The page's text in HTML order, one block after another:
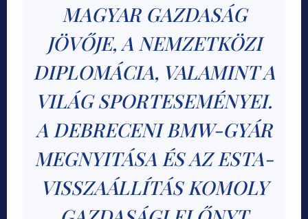
MAGYAR GAZDASÁG
JÖVŐJE, A NEMZETKÖZI
DIPLOMÁCIA, VALAMINT A
VILÁG SPORTESEMÉNYEI.
A DEBRECENI BMW-GYÁR
MEGNYITÁSA ÉS AZ ESTA-
VISSZAÁLLÍTÁS KOMOLY